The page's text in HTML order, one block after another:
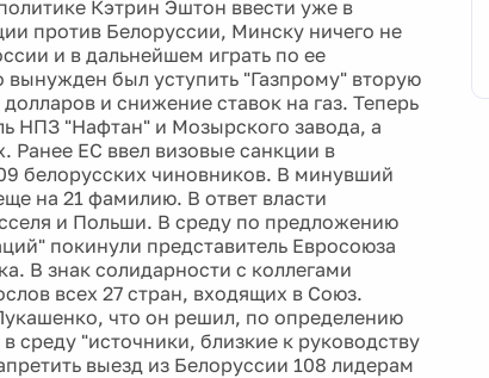
Кэтрин Эштон ввести уже в
против Белоруссии, Минску ничего не
и в дальнейшем играть по ее
был уступить "Газпрому" вторую
и снижение ставок на газ. Теперь
НПЗ "Нафтан" и Мозырского завода, а
Ранее ЕС ввел визовые санкции в
белорусских чиновников. В минувший
на 21 фамилию. В ответ власти
и Польши. В среду по предложению
покинули представитель Евросоюза
В знак солидарности с коллегами
всех 27 стран, входящих в Союз.
что он решил, по определению
среду "источники, близкие к руководству
выезд из Белоруссии 108 лидерам